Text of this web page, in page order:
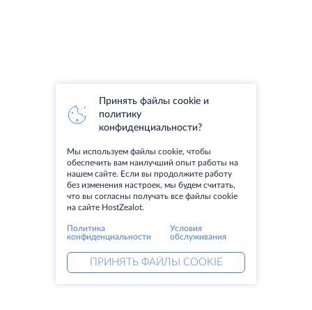
Принять файлы cookie и
политику
конфиденциальности?
Мы используем файлы cookie, чтобы
обеспечить вам наилучший опыт работы на
нашем сайте. Если вы продолжите работу
без изменения настроек, мы будем считать,
что вы согласны получать все файлы cookie
на сайте HostZealot.
Политика
конфиденциальности
Условия
обслуживания
ПРИНЯТЬ ФАЙЛЫ COOKIE